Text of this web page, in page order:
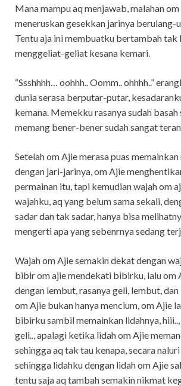
Mana mampu aq menjawab, malahan
meneruskan gesekkan jarinya berulang-
Tentu aja ini membuatku bertambah tak
menggeliat-geliat kesana kemari.
“Ssshhhh… oohhh.. Oomm.. ohhhh..”
dunia serasa berputar-putar,
kemana. Memekku rasanya sudah
memang bener-bener sudah sangat
Setelah om Ajie merasa puas
dengan jari-jarinya, om Ajie
permainan itu, tapi kemudian wajah om
wajahku, aq yang belum sama sekali,
sadar dan tak sadar, hanya bisa
mengerti apa yang sebenrnya sedang
Wajah om Ajie semakin dekat dengan
bibir om ajie mendekati bibirku, lalu om
dengan lembut, rasanya geli, lembut,
om Ajie bukan hanya mencium, om Ajie
bibirku sambil memainkan lidahnya,
geli.., apalagi ketika lidah om Ajie
sehingga aq tak tau kenapa, secara
sehingga lidahku dengan lidah om Ajie
tentu saja aq tambah semakin nikmat